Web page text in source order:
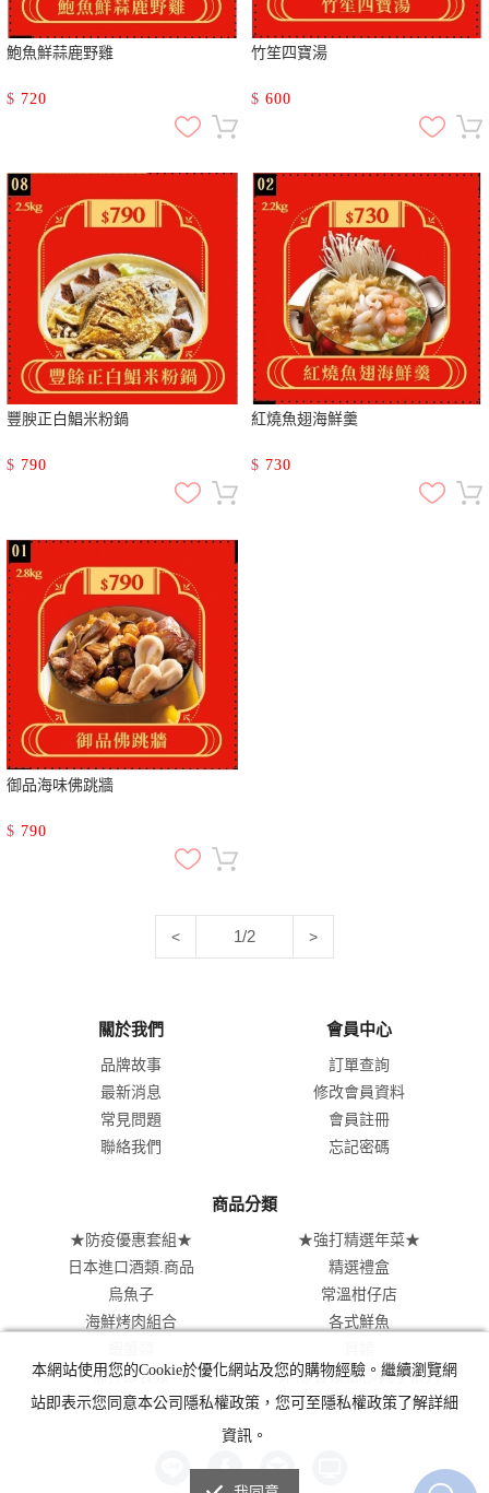
鮑魚鮮蒜鹿野雞
$ 720
竹笙四寶湯
$ 600
豐腴正白鯧米粉鍋
$ 790
紅燒魚翅海鮮羹
$ 730
御品海味佛跳牆
$ 790
< 1/2 >
關於我們
品牌故事
最新消息
常見問題
聯絡我們
會員中心
訂單查詢
修改會員資料
會員註冊
忘記密碼
商品分類
★防疫優惠套組★
★強打精選年菜★
日本進口酒類.商品
精選禮盒
烏魚子
常溫柑仔店
海鮮烤肉組合
各式鮮魚
涼拌即食類
炸物/各類點心/丸子系列
肉類美食系列
本網站使用您的Cookie於優化網站及您的購物經驗。繼續瀏覽網
站即表示您同意本公司隱私權政策，您可至隱私權政策了解詳細
資訊。